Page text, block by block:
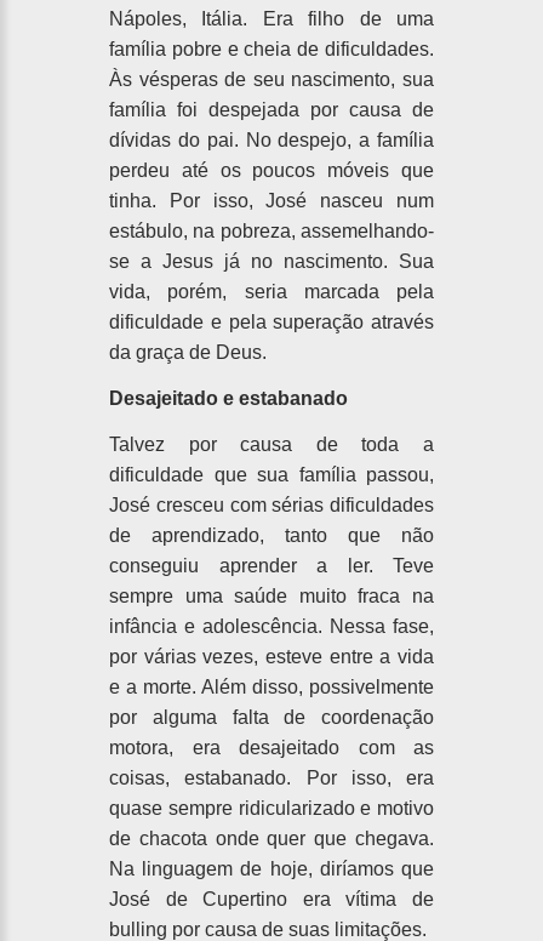
Nápoles, Itália. Era filho de uma
família pobre e cheia de dificuldades.
Às vésperas de seu nascimento, sua
família foi despejada por causa de
dívidas do pai. No despejo, a família
perdeu até os poucos móveis que
tinha. Por isso, José nasceu num
estábulo, na pobreza, assemelhando-
se a Jesus já no nascimento. Sua
vida, porém, seria marcada pela
dificuldade e pela superação através
da graça de Deus.
Desajeitado e estabanado
Talvez por causa de toda a
dificuldade que sua família passou,
José cresceu com sérias dificuldades
de aprendizado, tanto que não
conseguiu aprender a ler. Teve
sempre uma saúde muito fraca na
infância e adolescência. Nessa fase,
por várias vezes, esteve entre a vida
e a morte. Além disso, possivelmente
por alguma falta de coordenação
motora, era desajeitado com as
coisas, estabanado. Por isso, era
quase sempre ridicularizado e motivo
de chacota onde quer que chegava.
Na linguagem de hoje, diríamos que
José de Cupertino era vítima de
bulling por causa de suas limitações.